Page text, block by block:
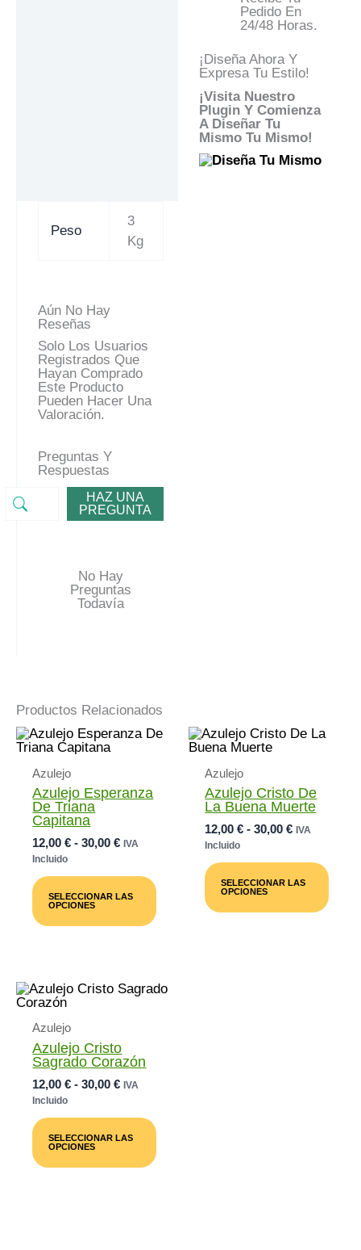
Pedido En
24/48 Horas.
¡Diseña Ahora Y
Expresa Tu Estilo!
¡Visita Nuestro
Plugin Y Comienza
A Diseñar Tu
Mismo Tu Mismo!
Peso
3
Kg
Aún No Hay
Reseñas
Solo Los Usuarios
Registrados Que
Hayan Comprado
Este Producto
Pueden Hacer Una
Valoración.
Preguntas Y
Respuestas
HAZ UNA
PREGUNTA
No Hay
Preguntas
Todavía
Productos Relacionados
Azulejo
Azulejo Esperanza
De Triana
Capitana
12,00€ - 30,00€Rango
Desde
12,00 €
Hasta
IVA
Incluido
SELECCIONAR LAS
OPCIONES
Producto
Múltiples
Pueden
Azulejo
Azulejo Cristo De
La Buena Muerte
12,00€ - 30,00€Rango
Desde
12,00 €
Hasta
IVA
Incluido
SELECCIONAR LAS
OPCIONES
Azulejo
Azulejo Cristo
Sagrado Corazón
12,00€ - 30,00€Rango
Desde
12,00 €
Hasta
IVA
Incluido
SELECCIONAR LAS
OPCIONES
Producto
Múltiples